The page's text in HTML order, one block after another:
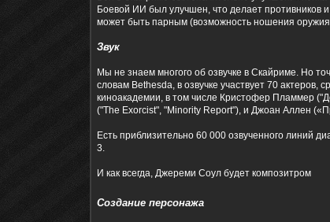
Боевой ИИ был улучшен, что делает противников
может быть парным (возможность ношения
Звук
Мы не знаем многого об озвучке в Скайриме. Но
словам Bethesda, в озвучке участвует 70 актеров,
киноакадемии, в том числе Кристофер Пламмер
("The Exorcist", "Minority Report"), и Джоан Аллен
Есть приблизительно 60 000 озвученного линий
3.
И как всегда, Джереми Соул будет композитром
Создание персонажа